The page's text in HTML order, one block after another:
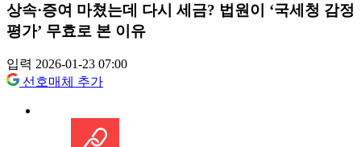
상속·증여 마쳤는데 다시 세금? 법원이 ‘국세청 감정
평가’ 무효로 본 이유
입력 2026-01-23 07:00
선호매체 추가